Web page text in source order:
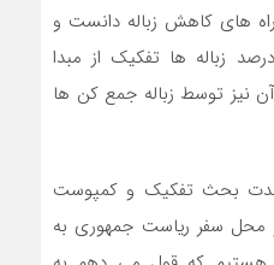
های کاهش زباله دانست و
زباله ها تفکیک از مبدا
نیز توسط زباله جمع کن ها
مدت بحث تفکیک و کمپوست
محل سفر ریاست جمهوری به